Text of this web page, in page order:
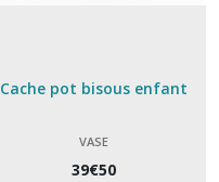
Cache pot bisous enfant
VASE
39€50